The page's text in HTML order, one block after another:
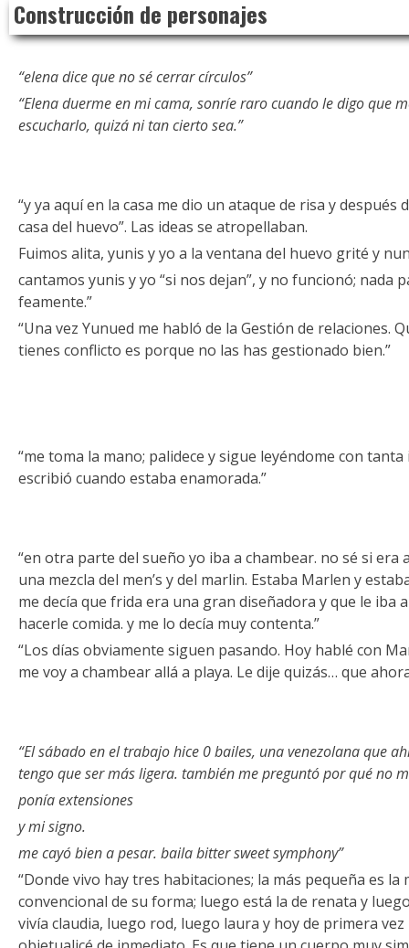
content
Construcción de personajes
“elena dice que no sé cerrar círculos”
“Elena duerme en mi cama, sonríe raro cuando le digo que
escucharlo, quizá ni tan cierto sea.”
“y ya aquí en la casa me dio un ataque de risa y después
casa del huevo”. Las ideas se atropellaban.
Fuimos alita, yunis y yo a la ventana del huevo grité y
cantamos yunis y yo “si nos dejan”, y no funcionó; nada
feamente.”
“Una vez Yunued me habló de la Gestión de relaciones.
tienes conflicto es porque no las has gestionado bien.”
“me toma la mano; palidece y sigue leyéndome con
escribió cuando estaba enamorada.”
“en otra parte del sueño yo iba a chambear. no sé si era
una mezcla del men’s y del marlin. Estaba Marlen y
me decía que frida era una gran diseñadora y que le iba
hacerle comida. y me lo decía muy contenta.”
“Los días obviamente siguen pasando. Hoy hablé con
me voy a chambear allá a playa. Le dije quizás… que
“El sábado en el trabajo hice 0 bailes, una venezolana que
tengo que ser más ligera. también me preguntó por qué no
ponía extensiones
y mi signo.
me cayó bien a pesar. baila bitter sweet symphony”
“Donde vivo hay tres habitaciones; la más pequeña es la
convencional de su forma; luego está la de renata y
vivía claudia, luego rod, luego laura y hoy de primera